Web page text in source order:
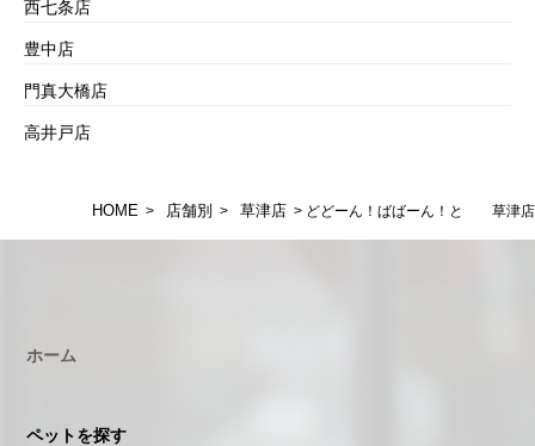
西七条店
豊中店
門真大橋店
高井戸店
HOME > 店舗別 > 草津店 > どどーん！ばばーん！と 草津店
ホーム
ペットを探す